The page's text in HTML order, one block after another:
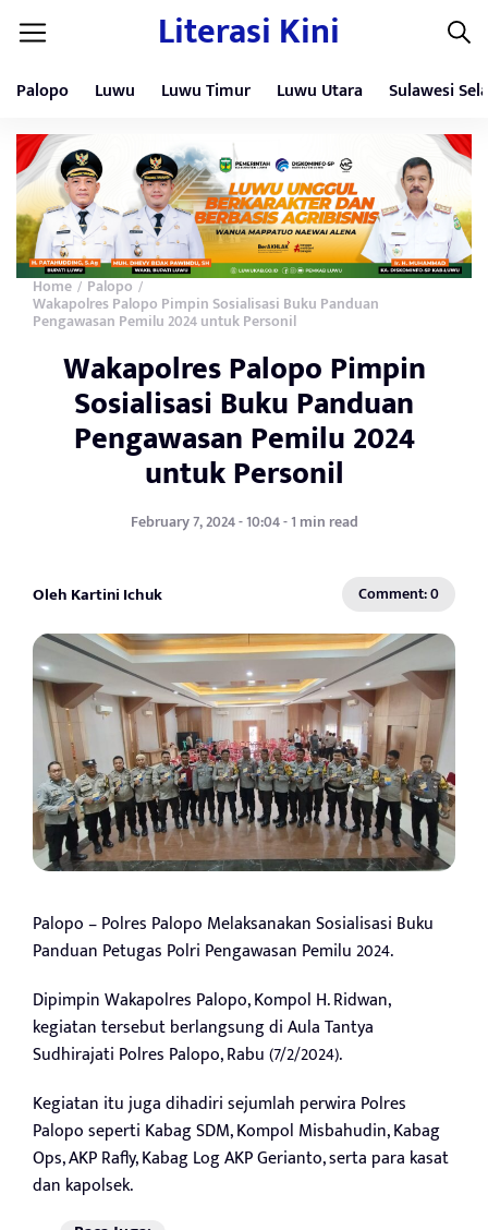
Literasi Kini
Palopo Luwu Luwu Timur Luwu Utara Sulawesi
Home / Palopo /
Wakapolres Palopo Pimpin Sosialisasi Buku Panduan
Pengawasan Pemilu 2024 untuk Personil
Wakapolres Palopo Pimpin
Sosialisasi Buku Panduan
Pengawasan Pemilu 2024
untuk Personil
February 7, 2024 - 10:04 - 1 min read
Oleh Kartini Ichuk Comment: 0
Palopo – Polres Palopo Melaksanakan Sosialisasi Buku
Panduan Petugas Polri Pengawasan Pemilu 2024.
Dipimpin Wakapolres Palopo, Kompol H. Ridwan,
kegiatan tersebut berlangsung di Aula Tantya
Sudhirajati Polres Palopo, Rabu (7/2/2024).
Kegiatan itu juga dihadiri sejumlah perwira Polres
Palopo seperti Kabag SDM, Kompol Misbahudin, Kabag
Ops, AKP Rafly, Kabag Log AKP Gerianto, serta para kasat
dan kapolsek.